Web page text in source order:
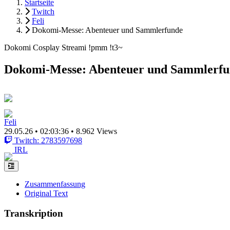
Startseite
Twitch
Feli
Dokomi-Messe: Abenteuer und Sammlerfunde
Dokomi Cosplay Streami !pmm !t3~
Dokomi-Messe: Abenteuer und
Feli
29.05.26 • 02:03:36 • 8.962 Views
Twitch: 2783597698
IRL
Zusammenfassung
Original Text
Transkription